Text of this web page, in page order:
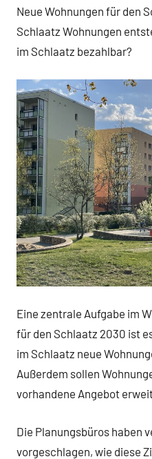
Neue Wohnungen für den
Schlaatz Wohnungen
im Schlaatz bezahlbar?
Eine zentrale Aufgabe im
für den Schlaatz 2030 ist
im Schlaatz neue
Außerdem sollen
vorhandene Angebot
Die Planungsbüros haben
vorgeschlagen, wie diese